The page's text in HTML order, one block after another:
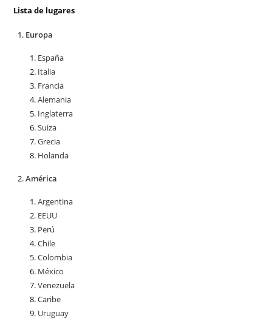
Lista de lugares
Europa
España
Italia
Francia
Alemania
Inglaterra
Suiza
Grecia
Holanda
América
Argentina
EEUU
Perú
Chile
Colombia
México
Venezuela
Caribe
Uruguay